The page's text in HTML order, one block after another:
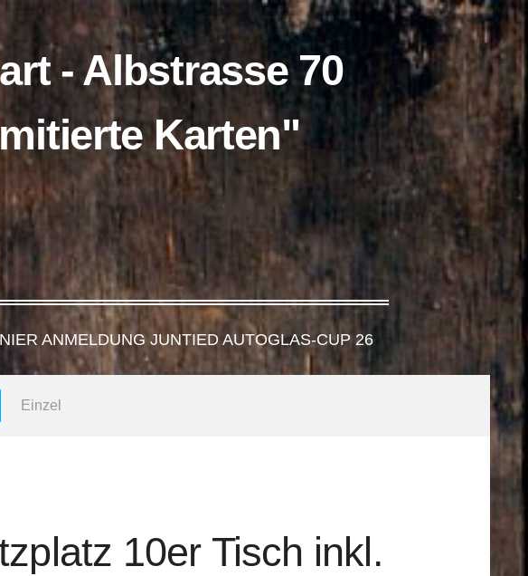
- Albstrasse 70
Karten"
ANMELDUNG JUNTIED AUTOGLAS-CUP 26
Einzel
10er Tisch inkl.